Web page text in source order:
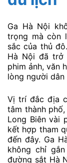
Ga Hà Nội
trọng mà còn
sắc của thủ
Hà Nội đã trở
phim ảnh, văn
lòng người dân
Vị trí đắc địa
tâm thành
Long Biên vài
kết hợp tham
đến đây. Ga
không chỉ
đường sắt Hà